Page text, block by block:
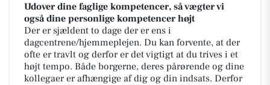
Udover dine faglige kompetencer, så vægter vi
også dine personlige kompetencer højt
Der er sjældent to dage der er ens i
dagcentrene/hjemmeplejen. Du kan forvente, at der
ofte er travlt og derfor er det vigtigt at du trives i et
højt tempo. Både borgerne, deres pårørende og dine
kollegaer er afhængige af dig og din indsats. Derfor